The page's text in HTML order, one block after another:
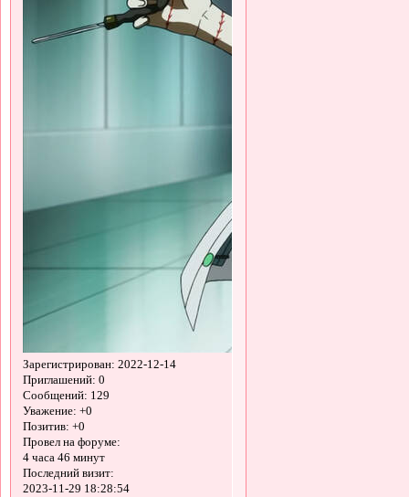
Зарегистрирован: 2022-12-14
Приглашений: 0
Сообщений: 129
Уважение: +0
Позитив: +0
Провел на форуме:
4 часа 46 минут
Последний визит:
2023-11-29 18:28:54